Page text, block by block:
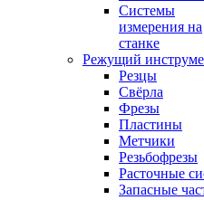
Системы
измерения на
станке
Режущий
Резцы
Свёрла
Фрезы
Пластины
Метчики
Резьбофрезы
Расточные
Запасные